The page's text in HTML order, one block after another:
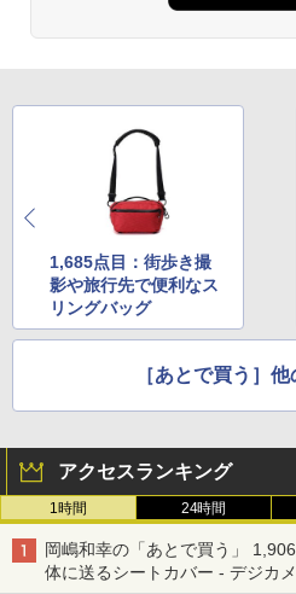
1,685点目：街歩き撮
影や旅行先で便利なス
リングバッグ
［あとで買う］
アクセスランキング
1時間 24時間
岡嶋和幸の「あとで買う」
体に送るシートカバー - デジカ